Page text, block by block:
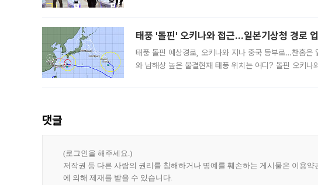
태풍 '돌핀' 오키나와 접근…일본기상청 경로
태풍 돌핀 예상경로, 오키나와 지나 중국 동부로…찬홈은
와 남해상 높은 물결현재 태풍 위치는 어디? 돌핀 오키나
댓글